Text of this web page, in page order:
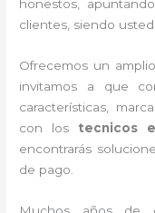
honestos,
clientes, siendo
Ofrecemos un
invitamos a que
características,
con los tecnicos
encontrarás
de pago.
Muchos años de